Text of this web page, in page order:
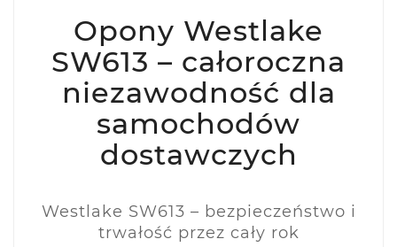
Opony Westlake
SW613 – całoroczna
niezawodność dla
samochodów
dostawczych
Westlake SW613 – bezpieczeństwo i
trwałość przez cały rok